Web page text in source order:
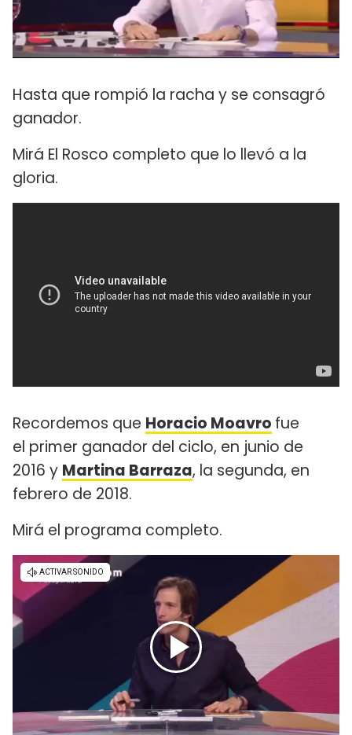
Hasta que rompió la racha y se consagró
ganador.
Mirá El Rosco completo que lo llevó a la
gloria.
Recordemos que Horacio Moavro fue
el primer ganador del ciclo, en junio de
2016 y Martina Barraza, la segunda, en
febrero de 2018.
Mirá el programa completo.